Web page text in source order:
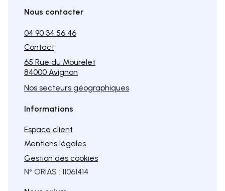
Nous contacter
04 90 34 56 46
Contact
65 Rue du Mourelet
84000 Avignon
Nos secteurs géographiques
Informations
Espace client
Mentions légales
Gestion des cookies
N° ORIAS : 11061414